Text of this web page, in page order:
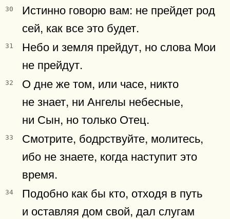
30
Истинно говорю вам: не прейдет род
сей, как все это будет.
31
Небо и земля прейдут, но слова Мои
не прейдут.
32
О дне же том, или часе, никто
не знает, ни Ангелы небесные,
ни Сын, но только Отец.
33
Смотрите, бодрствуйте, молитесь,
ибо не знаете, когда наступит это
время.
34
Подобно как бы кто, отходя в путь
и оставляя дом свой, дал слугам